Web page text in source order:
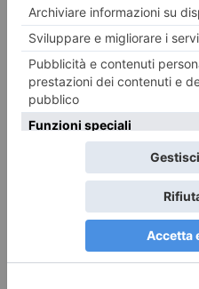
Iren Ambiente acquista il 66%
Iren Ambiente consolida il
acquistando il 66% di ETAmbiente